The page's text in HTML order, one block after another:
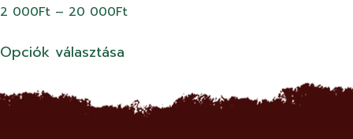
2 000Ft – 20 000FtÁrtartomány:
000Ft
Opciók választása
több
variációja